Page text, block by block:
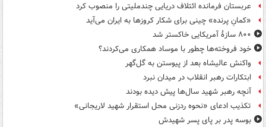
عربستان فرمانده ائتلاف دریایی چندملیتی را منصوب کرد
«کمانِ پرنده» چینی برای شکار کروزها به ایران می‌آید
۸۰۰ سازۀ آمریکایی خاکستر شد
خود فروخته‌ها چطور با موساد همکاری می‌کردند؟
واکنش عالیشاه بعد از پیوستن به گل‌گهر
ابتکارات رهبر انقلاب در میدان نبرد
آنچه رهبر شهید سال‌ها پیش دیده بودند
تکذیب ادعای «نحوه ردزنی محل استقرار شهید لاریجانی»
بوسه‌ پدر بر پای پسر شهیدش